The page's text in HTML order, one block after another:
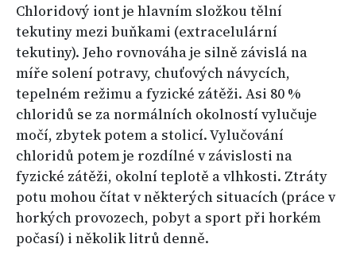
Chloridový iont je hlavním složkou tělní
tekutiny mezi buňkami (extracelulární
tekutiny). Jeho rovnováha je silně závislá na
míře solení potravy, chuťových návycích,
tepelném režimu a fyzické zátěži. Asi 80 %
chloridů se za normálních okolností vylučuje
močí, zbytek potem a stolicí. Vylučování
chloridů potem je rozdílné v závislosti na
fyzické zátěži, okolní teplotě a vlhkosti. Ztráty
potu mohou čítat v některých situacích (práce v
horkých provozech, pobyt a sport při horkém
počasí) i několik litrů denně.